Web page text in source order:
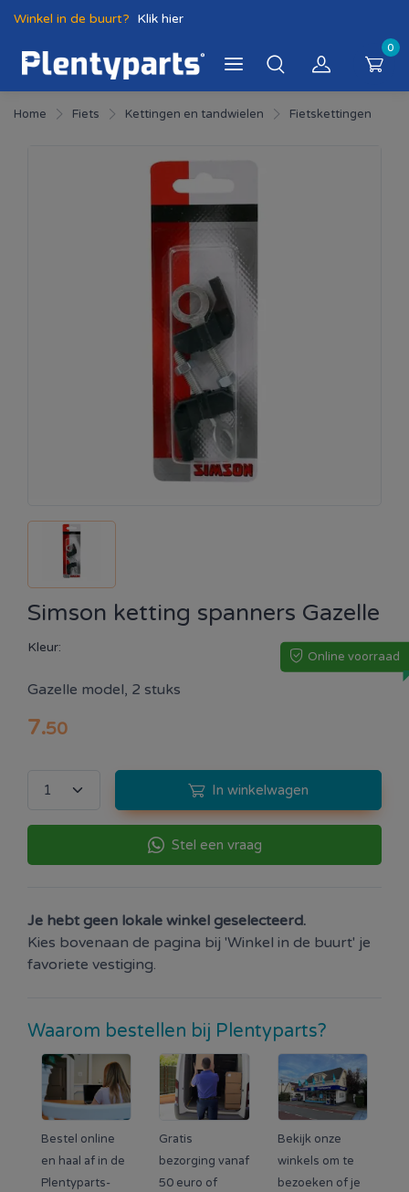
Winkel in de buurt? Klik hier
0
Home Fiets Kettingen en tandwielen Fietskettingen
Simson ketting spanners Gazelle
Kleur:
Online voorraad
Gazelle model, 2 stuks
7.50
In winkelwagen
Stel een vraag
Je hebt geen lokale winkel geselecteerd.
Kies bovenaan de pagina bij 'Winkel in de buurt' je
favoriete vestiging.
Waarom bestellen bij Plentyparts?
Bestel online
en haal af in de
Plentyparts-
Gratis
bezorging vanaf
50 euro of
Bekijk onze
winkels om te
bezoeken of je